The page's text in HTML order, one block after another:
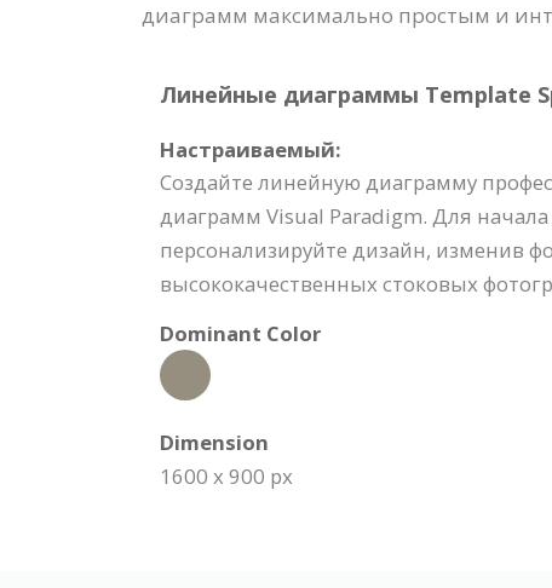
диаграмм максимально простым и
Линейные диаграммы Template
Настраиваемый:
Создайте линейную диаграмму
диаграмм Visual Paradigm. Для
персонализируйте дизайн, изменив
высококачественных стоковых
Dominant Color
Dimension
1600 x 900 px